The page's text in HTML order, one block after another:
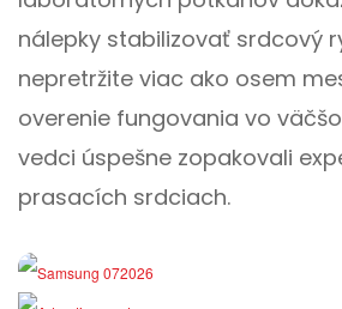
nálepky stabilizovať srdcový
nepretržite viac ako osem
overenie fungovania vo
vedci úspešne zopakovali
prasacích srdciach.